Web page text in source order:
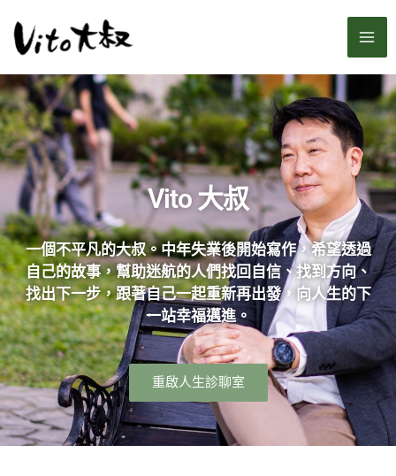
至
要
內
容
Vito 大叔
一個不平凡的大叔。中年失業後開始寫作，希望透過
自己的故事，幫助迷航的人們找回自信、找到方向、
找出下一步，跟著自己一起重新再出發，向人生的下
一站幸福邁進。
重啟人生診聊室